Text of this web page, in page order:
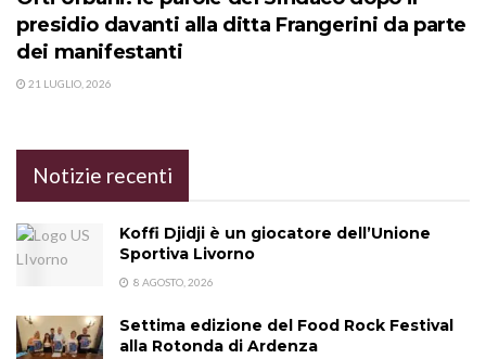
presidio davanti alla ditta Frangerini da parte
dei manifestanti
21 LUGLIO, 2026
Notizie recenti
Koffi Djidji è un giocatore dell’Unione
Sportiva Livorno
8 AGOSTO, 2026
Settima edizione del Food Rock Festival
alla Rotonda di Ardenza